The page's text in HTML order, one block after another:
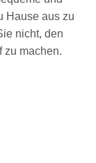
Hause aus zu
nicht, den
zu machen.